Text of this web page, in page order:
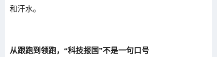
和汗水。
从跟跑到领跑，“科技报国”不是一句口号